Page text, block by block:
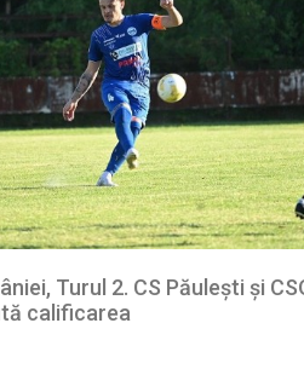
Turul 2. CS Păulești și
calificarea